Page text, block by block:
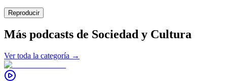
Reproducir
Más podcasts de Sociedad y Cultura
Ver toda la categoría →